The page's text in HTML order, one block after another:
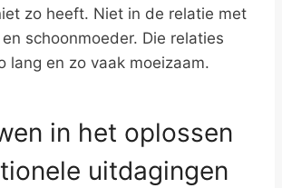
zo heeft. Niet in de relatie met
schoonmoeder. Die relaties
lang en zo vaak moeizaam.
in het oplossen
uitdagingen